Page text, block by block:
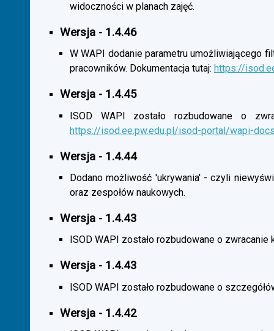
widoczności w planach zajęć.
Wersja - 1.4.46
W WAPI dodanie parametru umożliwiającego
pracowników. Dokumentacja tutaj: https://
Wersja - 1.4.45
ISOD WAPI zostało rozbudowane o
https://isod.ee.pw.edu.pl/isod-portal/wapi-
Wersja - 1.4.44
Dodano możliwość 'ukrywania' - czyli
oraz zespołów naukowych.
Wersja - 1.4.43
ISOD WAPI zostało rozbudowane o
Wersja - 1.4.43
ISOD WAPI zostało rozbudowane o
Wersja - 1.4.42